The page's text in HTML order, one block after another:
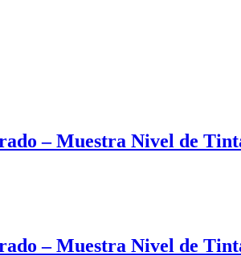
– Muestra Nivel de
– Muestra Nivel de